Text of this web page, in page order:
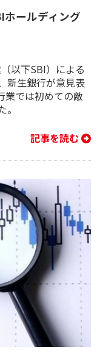
ールディング
以下SBI）による
新生銀行が意見表
業では初めての敵
記事を読む